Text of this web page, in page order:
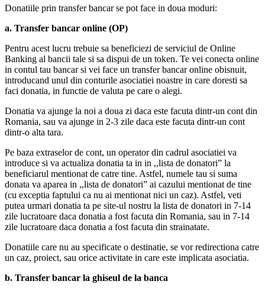
Donatiile prin transfer bancar se pot face in doua moduri:
a. Transfer bancar online (OP)
Pentru acest lucru trebuie sa beneficiezi de serviciul de Online
Banking al bancii tale si sa dispui de un token. Te vei conecta online
in contul tau bancar si vei face un transfer bancar online obisnuit,
introducand unul din conturile asociatiei noastre in care doresti sa
faci donatia, in functie de valuta pe care o alegi.
Donatia va ajunge la noi a doua zi daca este facuta dintr-un cont din
Romania, sau va ajunge in 2-3 zile daca este facuta dintr-un cont
dintr-o alta tara.
Pe baza extraselor de cont, un operator din cadrul asociatiei va
introduce si va actualiza donatia ta in in ,,lista de donatori” la
beneficiarul mentionat de catre tine. Astfel, numele tau si suma
donata va aparea in ,,lista de donatori” ai cazului mentionat de tine
(cu exceptia faptului ca nu ai mentionat nici un caz). Astfel, veti
putea urmari donatia ta pe site-ul nostru la lista de donatori in 7-14
zile lucratoare daca donatia a fost facuta din Romania, sau in 7-14
zile lucratoare daca donatia a fost facuta din strainatate.
Donatiile care nu au specificate o destinatie, se vor redirectiona catre
un caz, proiect, sau orice activitate in care este implicata asociatia.
b. Transfer bancar la ghiseul de la banca